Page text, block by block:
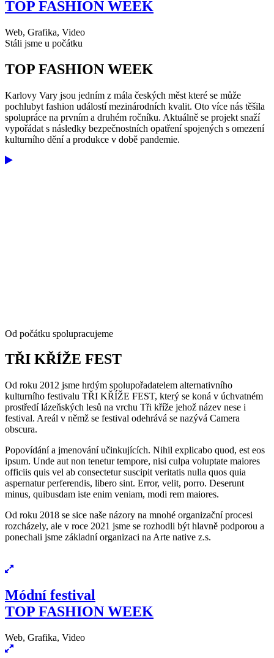
TOP FASHION WEEK
Web, Grafika, Video
Stáli jsme u počátku
TOP FASHION WEEK
Karlovy Vary jsou jedním z mála českých měst které se může
pochlubyt fashion událostí mezinárodních kvalit. Oto více nás těšila
spolupráce na prvním a druhém ročníku. Aktuálně se projekt snaží
vypořádat s následky bezpečnostních opatření spojených s omezení
kulturního dění a produkce v době pandemie.
Od počátku spolupracujeme
TŘI KŘÍŽE FEST
Od roku 2012 jsme hrdým spolupořadatelem alternativního
kulturního festivalu TŘI KŘÍŽE FEST, který se koná v úchvatném
prostředí lázeňských lesů na vrchu Tři kříže jehož název nese i
festival. Areál v němž se festival odehrává se nazývá Camera
obscura.
Popovídání a jmenování učinkujících. Nihil explicabo quod, est eos
ipsum. Unde aut non tenetur tempore, nisi culpa voluptate maiores
officiis quis vel ab consectetur suscipit veritatis nulla quos quia
aspernatur perferendis, libero sint. Error, velit, porro. Deserunt
minus, quibusdam iste enim veniam, modi rem maiores.
Od roku 2018 se sice naše názory na mnohé organizační procesi
rozcházely, ale v roce 2021 jsme se rozhodli být hlavně podporou a
ponechali jsme základní organizaci na Arte native z.s.
Módní festival
TOP FASHION WEEK
Web, Grafika, Video